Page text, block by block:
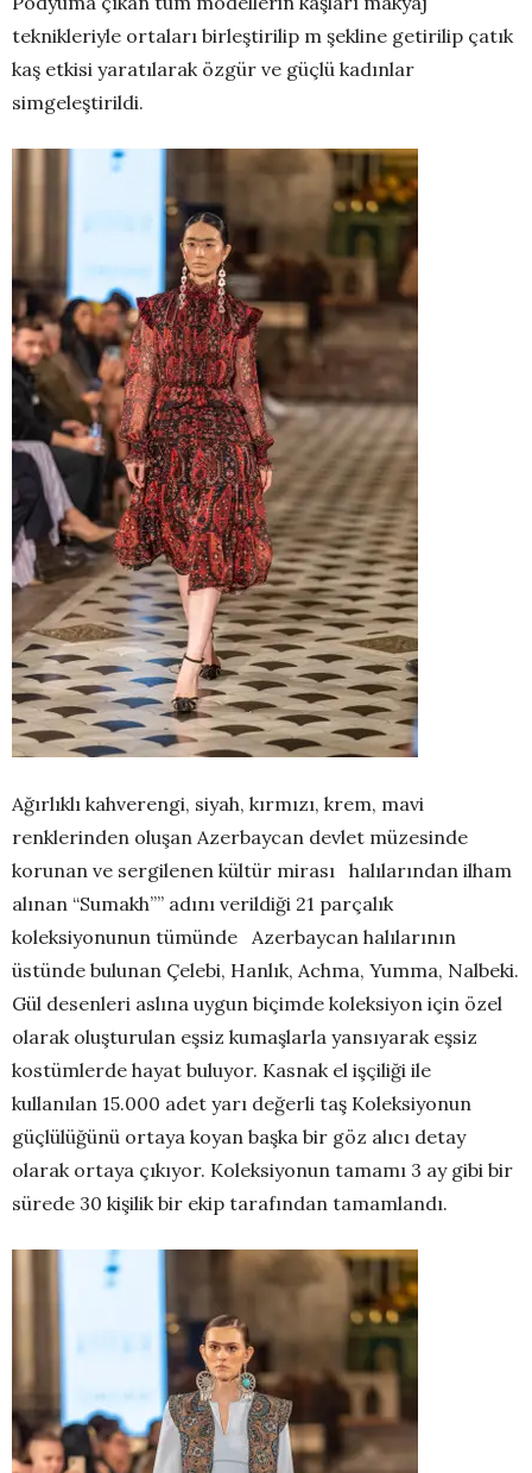
teknikleriyle ortaları birleştirilip m şekline getirilip çatık
kaş etkisi yaratılarak özgür ve güçlü kadınlar
simgeleştirildi.
Ağırlıklı kahverengi, siyah, kırmızı, krem, mavi
renklerinden oluşan Azerbaycan devlet müzesinde
korunan ve sergilenen kültür mirası halılarından ilham
alınan “Sumakh”” adını verildiği 21 parçalık
koleksiyonunun tümünde Azerbaycan halılarının
üstünde bulunan Çelebi, Hanlık, Achma, Yumma, Nalbeki.
Gül desenleri aslına uygun biçimde koleksiyon için özel
olarak oluşturulan eşsiz kumaşlarla yansıyarak eşsiz
kostümlerde hayat buluyor. Kasnak el işçiliği ile
kullanılan 15.000 adet yarı değerli taş Koleksiyonun
güçlülüğünü ortaya koyan başka bir göz alıcı detay
olarak ortaya çıkıyor. Koleksiyonun tamamı 3 ay gibi bir
sürede 30 kişilik bir ekip tarafından tamamlandı.